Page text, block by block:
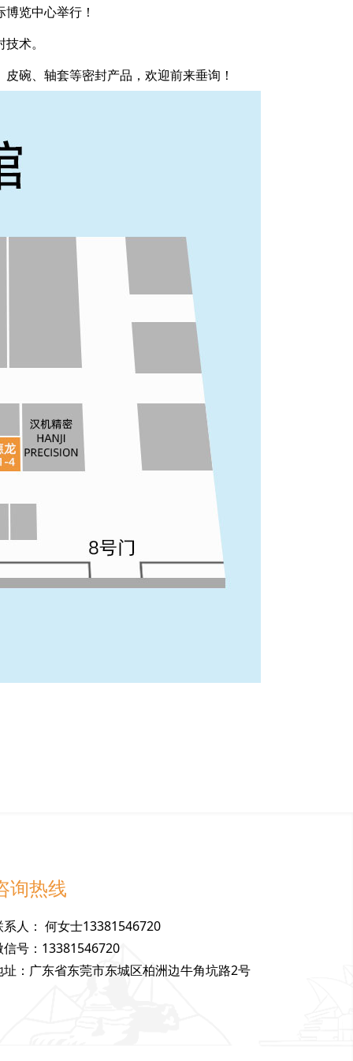
览中心举行！
术。
皮碗、轴套等密封产品，欢迎前来垂询！
询热线
系人 ：何女士13381546720
信号 ： 13381546720
址 ： 广东省东莞市东城区柏洲边牛角坑路2号